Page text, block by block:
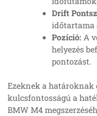
Drift
időtartama
Pozíció: A
helyezés
pontozást.
Ezeknek a
kulcsfontosságú a
BMW M4